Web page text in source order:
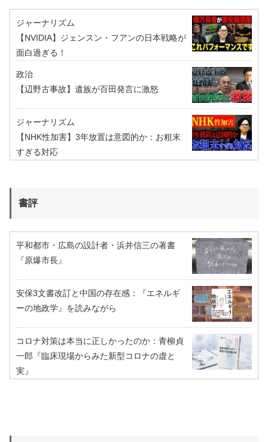
ジャーナリズム
【NVIDIA】ジェンスン・フアンの日本戦略が
面白過ぎる！
政治
【辺野古事故】遺族が百田発言に激怒
ジャーナリズム
【NHK性加害】3年放置は意図的か：お粗末
すぎる対応
書評
平和都市・広島の設計者・浜井信三の著書
『原爆市長』
安保3文書改訂と中国の存在感：『エネルギ
ーの地政学』を読みながら
コロナ対策は本当に正しかったのか：青柳貞
一郎『臨床現場からみた新型コロナの虚と
実』